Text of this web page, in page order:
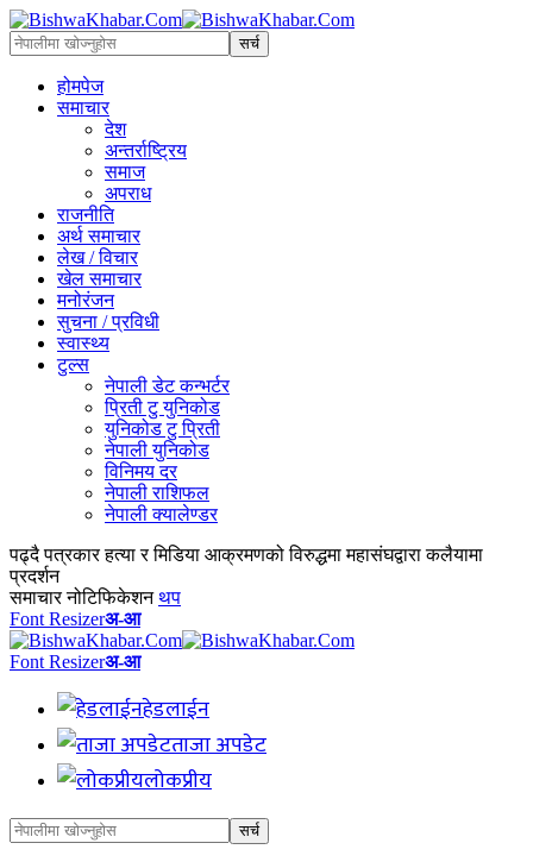
होमपेज
समाचार
देश
अन्तर्राष्ट्रिय
समाज
अपराध
राजनीति
अर्थ समाचार
लेख / विचार
खेल समाचार
मनोरंजन
सुचना / प्रविधी
स्वास्थ्य
टुल्स
नेपाली डेट कन्भर्टर
प्रिती टु युनिकोड
युनिकोड टु प्रिती
नेपाली युनिकोड
विनिमय दर
नेपाली राशिफल
नेपाली क्यालेण्डर
पढ्दै पत्रकार हत्या र मिडिया आक्रमणको विरुद्धमा महासंघद्वारा कलैयामा
प्रदर्शन
समाचार नोटिफिकेशन थप
Font Resizerअ-आ
Font Resizerअ-आ
हेडलाईन
ताजा अपडेट
लोकप्रीय